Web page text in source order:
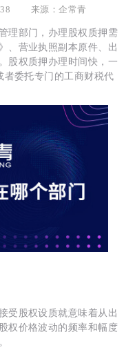
来源：企常青
部门，办理股权质押需
、营业执照副本原件、出
股权质押办理时间快，一
者委托专门的工商财税代
股权设质就意味着从出
权价格波动的频率和幅度